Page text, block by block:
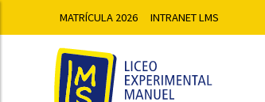
MATRÍCULA 2026 INTRANET LMS